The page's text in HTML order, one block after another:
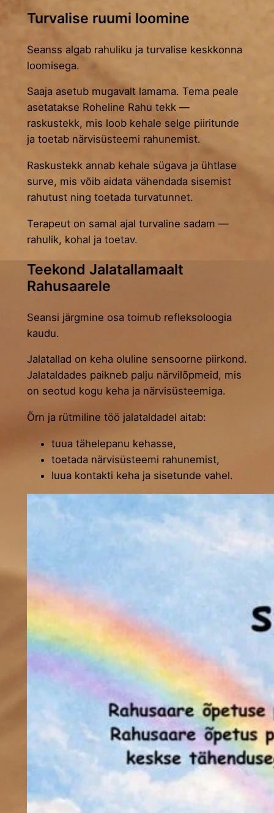
Turvalise ruumi loomine
Seanss algab rahuliku ja turvalise keskkonna
loomisega.
Saaja asetub mugavalt lamama. Tema peale
asetatakse Roheline Rahu tekk —
raskustekk, mis loob kehale selge piiritunde
ja toetab närvisüsteemi rahunemist.
Raskustekk annab kehale sügava ja ühtlase
surve, mis võib aidata vähendada sisemist
rahutust ning toetada turvatunnet.
Terapeut on samal ajal turvaline sadam —
rahulik, kohal ja toetav.
Teekond Jalatallamaalt
Rahusaarele
Seansi järgmine osa toimub refleksoloogia
kaudu.
Jalatallad on keha oluline sensoorne piirkond.
Jalataldades paikneb palju närvilõpmeid, mis
on seotud kogu keha ja närvisüsteemiga.
Õrn ja rütmiline töö jalataldadel aitab:
tuua tähelepanu kehasse,
toetada närvisüsteemi rahunemist,
luua kontakti keha ja sisetunde vahel.